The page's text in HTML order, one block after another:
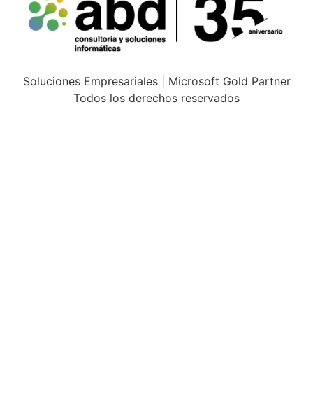
Soluciones Empresariales | Microsoft Gold Partner
Todos los derechos reservados